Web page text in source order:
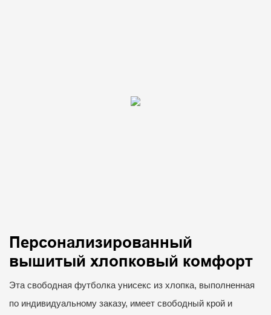
Персонализированный
вышитый хлопковый комфорт
Эта свободная футболка унисекс из хлопка, выполненная
по индивидуальному заказу, имеет свободный крой и